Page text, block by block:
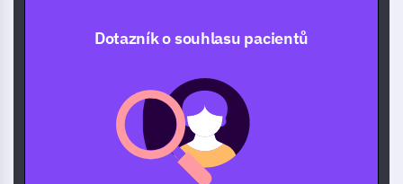
Dotazník o souhlasu pacientů